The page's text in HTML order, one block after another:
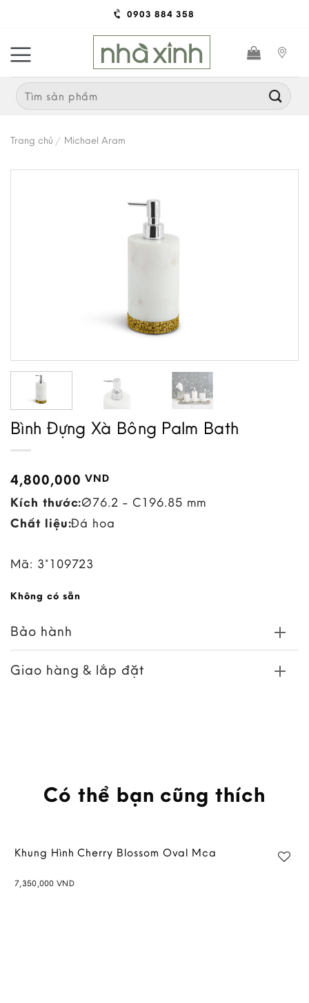
content
0903 884 358
Search
for:
Trang chủ / Michael Aram
Bình Đựng Xà Bông Palm Bath
4,800,000VND
Kích thước:Ø76.2 - C196.85 mm
Chất liệu:Đá hoa
Mã: 3*109723
Không có sẵn
Bảo hành
Giao hàng & lắp đặt
Có thể bạn cũng thích
Khung Hình Cherry Blossom Oval Mca
7,350,000 VND